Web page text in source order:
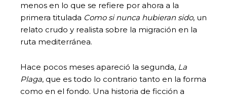
menos en lo que se refiere por ahora a la
primera titulada Como si nunca hubieran sido, un
relato crudo y realista sobre la migración en la
ruta mediterránea.
Hace pocos meses apareció la segunda, La
Plaga, que es todo lo contrario tanto en la forma
como en el fondo. Una historia de ficción a